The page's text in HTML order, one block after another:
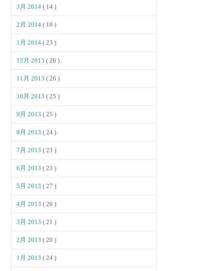
3月 2014( 14 )
2月 2014( 18 )
1月 2014( 23 )
12月 2013( 26 )
11月 2013( 26 )
10月 2013( 25 )
9月 2013( 25 )
8月 2013( 24 )
7月 2013( 23 )
6月 2013( 23 )
5月 2013( 27 )
4月 2013( 26 )
3月 2013( 21 )
2月 2013( 20 )
1月 2013( 24 )